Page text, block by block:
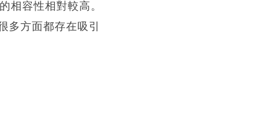
相容性相對較高。
多方面都存在吸引